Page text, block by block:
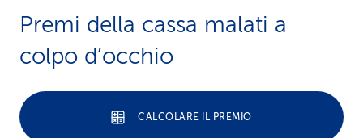
Premi della cassa malati a
colpo d’occhio
CALCOLARE IL PREMIO